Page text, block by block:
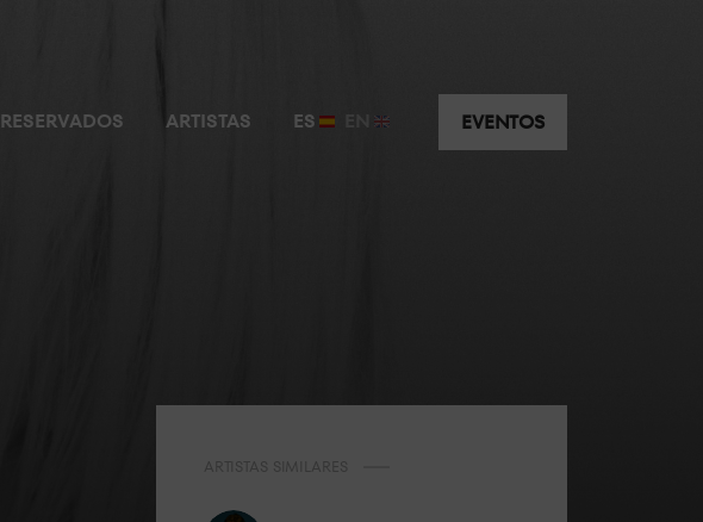
RESERVADOS ARTISTAS ES EVENTOS